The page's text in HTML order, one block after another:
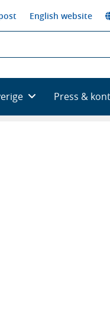
English website
Press &